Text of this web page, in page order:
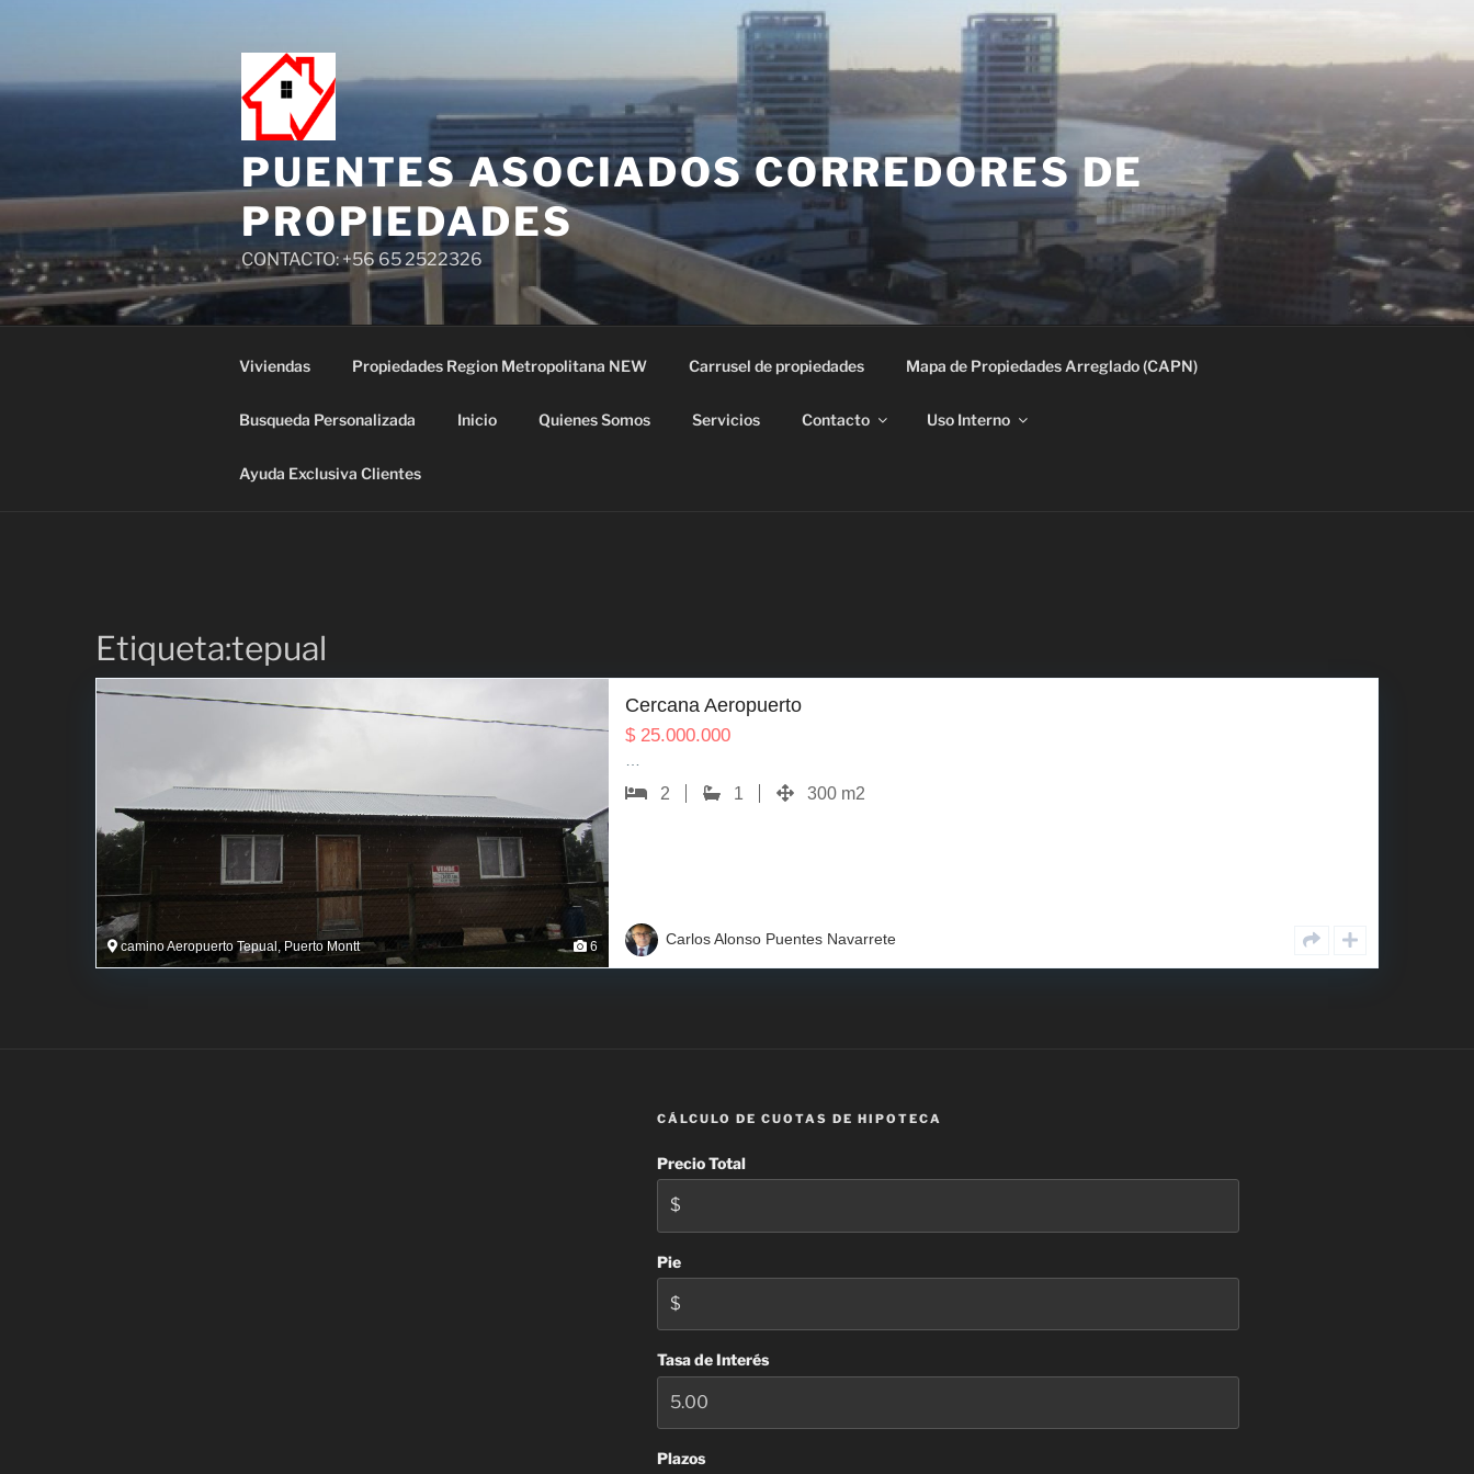
PUENTES ASOCIADOS CORREDORES DE
PROPIEDADES
CONTACTO: +56 65 2522326
Viviendas Propiedades Region Metropolitana NEW Carrusel de propiedades Mapa de Propiedades Arreglado (CAPN)
Busqueda Personalizada Inicio Quienes Somos Servicios Contacto Uso Interno
Ayuda Exclusiva Clientes
Etiqueta:tepual
camino Aeropuerto Tepual, Puerto Montt 6
Cercana Aeropuerto
$ 25.000.000
2 1 300 m2
Carlos Alonso Puentes Navarrete
CÁLCULO DE CUOTAS DE HIPOTECA
Precio Total
Pie
Tasa de Interés
Plazos